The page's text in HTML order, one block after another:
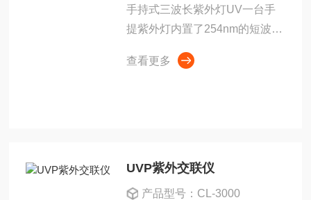
手持式三波长紫外灯UV一台手
提紫外灯内置了254nm的短波，
8w紫外线灯管，可任意开启单
查看更多
UVP紫外交联仪
产品型号：CL-3000